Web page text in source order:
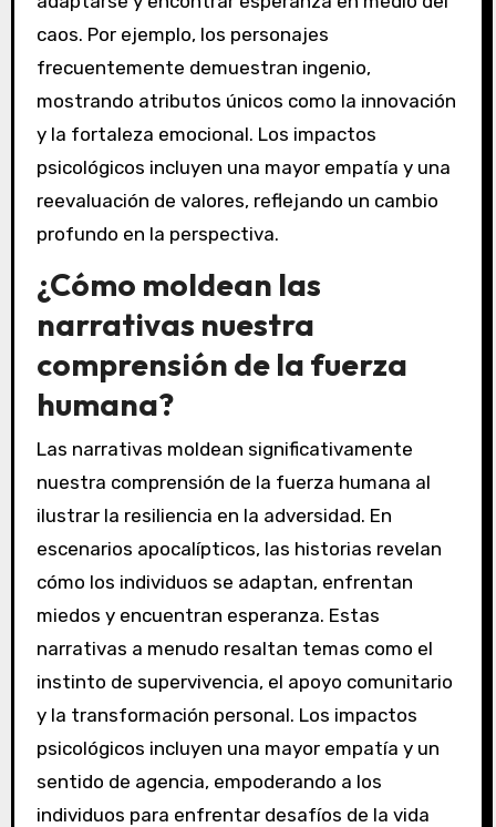
caos. Por ejemplo, los personajes
frecuentemente demuestran ingenio,
mostrando atributos únicos como la innovación
y la fortaleza emocional. Los impactos
psicológicos incluyen una mayor empatía y una
reevaluación de valores, reflejando un cambio
profundo en la perspectiva.
¿Cómo moldean las
narrativas nuestra
comprensión de la fuerza
humana?
Las narrativas moldean significativamente
nuestra comprensión de la fuerza humana al
ilustrar la resiliencia en la adversidad. En
escenarios apocalípticos, las historias revelan
cómo los individuos se adaptan, enfrentan
miedos y encuentran esperanza. Estas
narrativas a menudo resaltan temas como el
instinto de supervivencia, el apoyo comunitario
y la transformación personal. Los impactos
psicológicos incluyen una mayor empatía y un
sentido de agencia, empoderando a los
individuos para enfrentar desafíos de la vida